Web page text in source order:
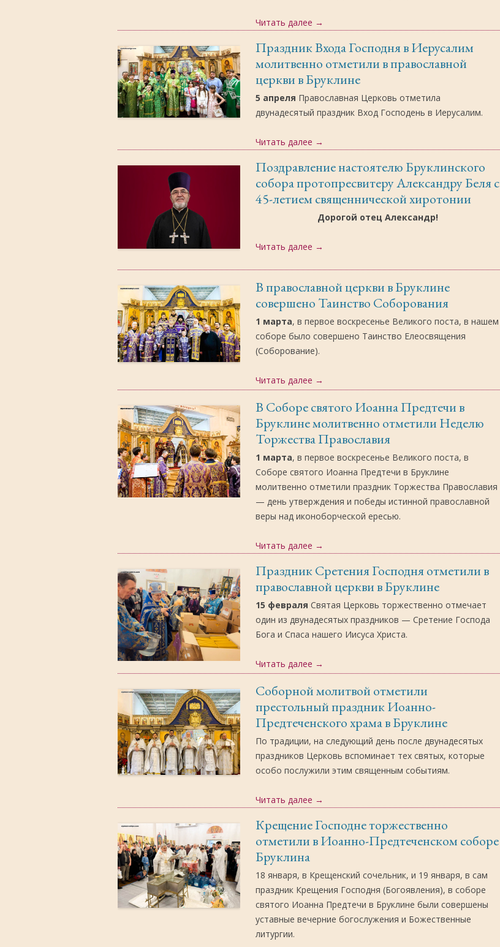
Читать далее →
Праздник Входа Господня в Иерусалим
молитвенно отметили в православной
церкви в Бруклине
5 апреля Православная Церковь отметила
двунадесятый праздник Вход Господень в Иерусалим.
Читать далее →
Поздравление настоятелю Бруклинского
собора протопресвитеру Александру Беля с
45-летием священнической хиротонии
Дорогой отец Александр!
Читать далее →
В православной церкви в Бруклине
совершено Таинство Соборования
1 марта, в первое воскресенье Великого поста, в нашем
соборе было совершено Таинство Елеосвящения
(Соборование).
Читать далее →
В Соборе святого Иоанна Предтечи в
Бруклине молитвенно отметили Неделю
Торжества Православия
1 марта, в первое воскресенье Великого поста, в
Соборе святого Иоанна Предтечи в Бруклине
молитвенно отметили праздник Торжества Православия
— день утверждения и победы истинной православной
веры над иконоборческой ересью.
Читать далее →
Праздник Сретения Господня отметили в
православной церкви в Бруклине
15 февраля Святая Церковь торжественно отмечает
один из двунадесятых праздников — Сретение Господа
Бога и Спаса нашего Иисуса Христа.
Читать далее →
Соборной молитвой отметили
престольный праздник Иоанно-
Предтеченского храма в Бруклине
По традиции, на следующий день после двунадесятых
праздников Церковь вспоминает тех святых, которые
особо послужили этим священным событиям.
Читать далее →
Крещение Господне торжественно
отметили в Иоанно-Предтеченском соборе
Бруклина
18 января, в Крещенский сочельник, и 19 января, в сам
праздник Крещения Господня (Богоявления), в соборе
святого Иоанна Предтечи в Бруклине были совершены
уставные вечерние богослужения и Божественные
литургии.